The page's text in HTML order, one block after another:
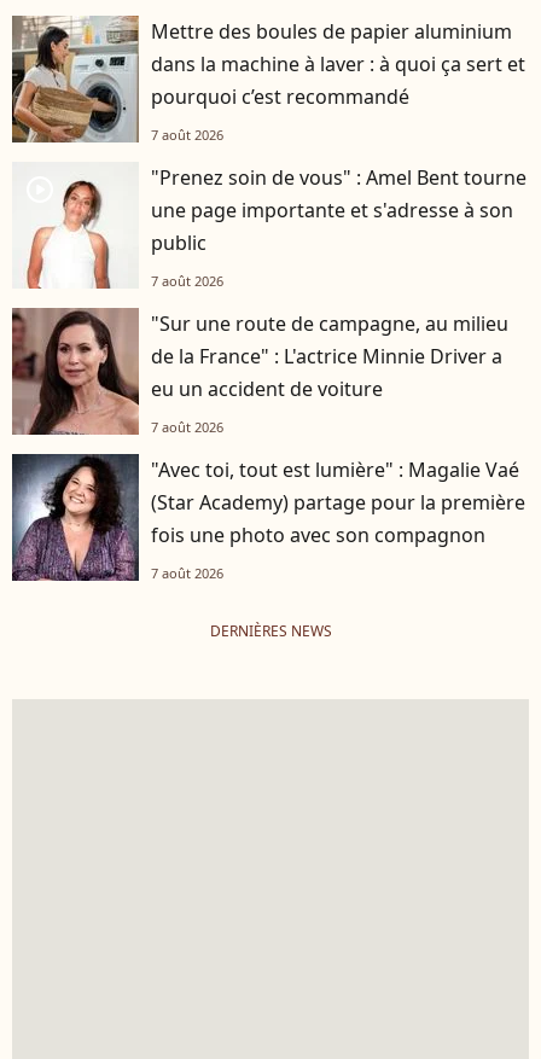
Mettre des boules de papier aluminium
dans la machine à laver : à quoi ça sert et
pourquoi c’est recommandé
7 août 2026
"Prenez soin de vous" : Amel Bent tourne
une page importante et s'adresse à son
public
7 août 2026
"Sur une route de campagne, au milieu
de la France" : L'actrice Minnie Driver a
eu un accident de voiture
7 août 2026
"Avec toi, tout est lumière" : Magalie Vaé
(Star Academy) partage pour la première
fois une photo avec son compagnon
7 août 2026
DERNIÈRES NEWS